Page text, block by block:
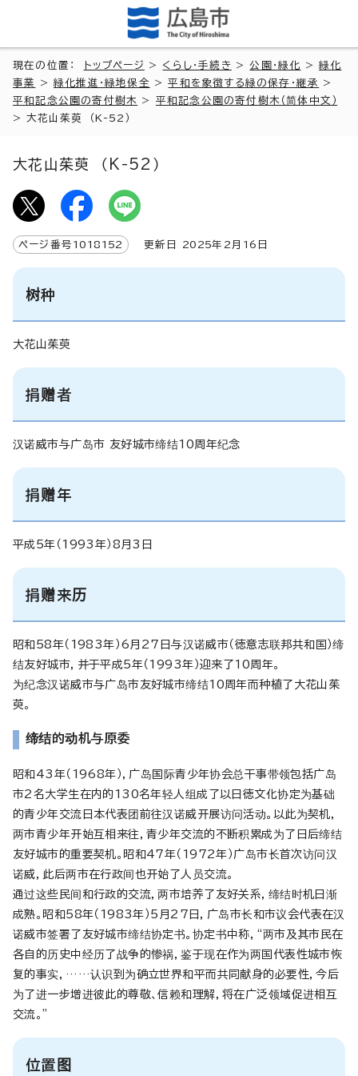
現在の位置： トップページ > くらし・手続き >公園・緑化 >緑化
事業
>緑化推進・緑地保全 >平和を象徴する緑の保存・継承
>
平和記念公園の寄付樹木
> 平和記念公園の寄付樹木（简体中文）
>大花山茱萸 （K-52）
大花山茱萸 （K-52）
ページ番号 1018152 更新日 2025年2月 16 日
树种
大花山茱萸
捐赠者
汉诺威市与广岛市 友好城市缔结10周年纪念
捐赠年
平成5年（1993年）8月3日
捐赠来历
昭和58年（1983年）6月27日与汉诺威市（徳意志联邦共和国）缔
结友好城市，并于平成5年（1993年）迎来了10周年。
为纪念汉诺威市与广岛市友好城市缔结10周年而种植了大花山茱
萸。
缔结的动机与原委
昭和43年（1968年），广岛国际青少年协会总干事带领包括广岛
市2名大学生在内的130名年轻人组成了以日徳文化协定为基础
的青少年交流日本代表团前往汉诺威开展访问活动。以此为契机，
两市青少年开始互相来往，青少年交流的不断积累成为了日后缔结
友好城市的重要契机。昭和47年（1972年）广岛市长首次访问汉
诺威，此后两市在行政间也开始了人员交流。
通过这些民间和行政的交流，两市培养了友好关系，缔结时机日渐
成熟。昭和58年（1983年）5月27日，广岛市长和市议会代表在汉
诺威市签署了友好城市缔结协定书。协定书中称，“两市及其市民在
各自的历史中经历了战争的惨祸，鉴于现在作为两国代表性城市恢
复的事实，……认识到为确立世界和平而共同献身的必要性，今后
为了进一步増进彼此的尊敬、信赖和理解，将在广泛领域促进相互
交流。”
位置图